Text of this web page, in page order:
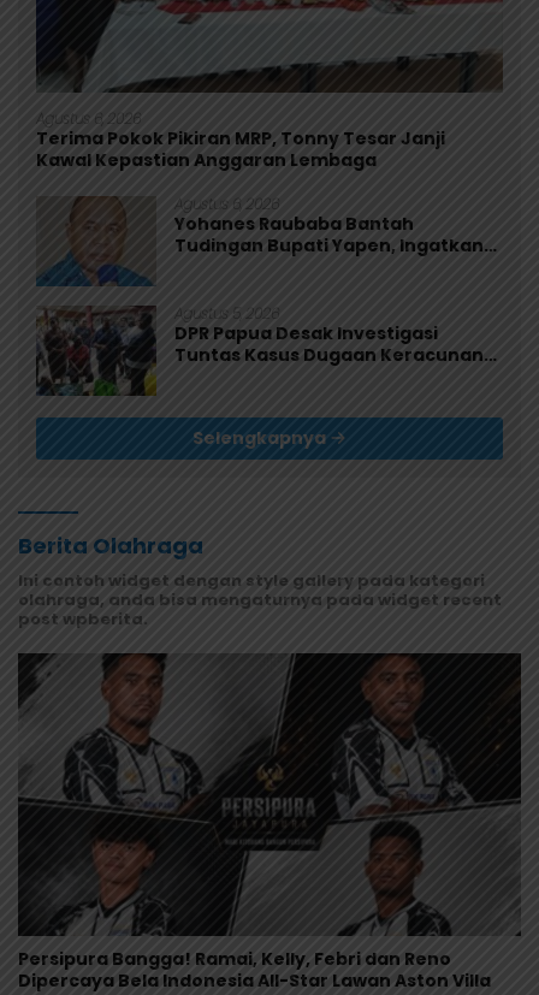
Agustus 6, 2026
Terima Pokok Pikiran MRP, Tonny Tesar Janji
Kawal Kepastian Anggaran Lembaga
Agustus 6, 2026
Yohanes Raubaba Bantah
Tudingan Bupati Yapen, Ingatkan
Agustus 5, 2026
DPR Papua Desak Investigasi
Tuntas Kasus Dugaan Keracunan
Selengkapnya
Berita Olahraga
Ini contoh widget dengan style gallery pada kategori
olahraga, anda bisa mengaturnya pada widget recent
post wpberita.
Persipura Bangga! Ramai, Kelly, Febri dan Reno
Dipercaya Bela Indonesia All-Star Lawan Aston Villa